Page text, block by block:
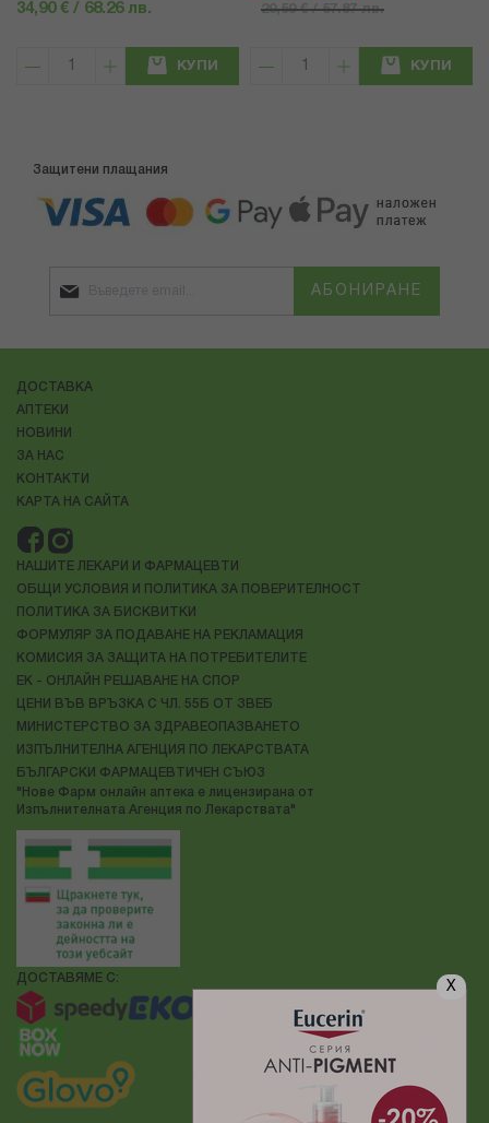
X
34,90 € / 68.26 лв.
КУПИ
29,59 € / 57.87 лв.
КУПИ
Защитени плащания
АБОНИРАНЕ
ДОСТАВКА
АПТЕКИ
НОВИНИ
ЗА НАС
КОНТАКТИ
КАРТА НА САЙТА
НАШИТЕ ЛЕКАРИ И ФАРМАЦЕВТИ
ОБЩИ УСЛОВИЯ И ПОЛИТИКА ЗА ПОВЕРИТЕЛНОСТ
ПОЛИТИКА ЗА БИСКВИТКИ
ФОРМУЛЯР ЗА ПОДАВАНЕ НА РЕКЛАМАЦИЯ
КОМИСИЯ ЗА ЗАЩИТА НА ПОТРЕБИТЕЛИТЕ
ЕК - ОНЛАЙН РЕШАВАНЕ НА СПОР
ЦЕНИ ВЪВ ВРЪЗКА С ЧЛ. 55Б ОТ ЗВЕБ
МИНИСТЕРСТВО ЗА ЗДРАВЕОПАЗВАНЕТО
ИЗПЪЛНИТЕЛНА АГЕНЦИЯ ПО ЛЕКАРСТВАТА
БЪЛГАРСКИ ФАРМАЦЕВТИЧЕН СЪЮЗ
"Нове Фарм онлайн аптека е лицензирана от
Изпълнителната Агенция по Лекарствата"
ДОСТАВЯМЕ С: